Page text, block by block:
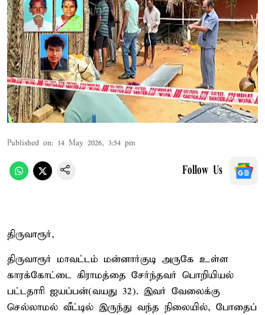
Published on: 14 May 2026, 3:54 pm
Follow Us
திருவாரூர்,
திருவாரூர் மாவட்டம் மன்னார்குடி அருகே உள்ள
காரக்கோட்டை கிராமத்தை சேர்ந்தவர் பொறியியல்
பட்டதாரி ஐயப்பன்(வயது 32). இவர் வேலைக்கு
செல்லாமல் வீட்டில் இருந்து வந்த நிலையில், போதைப்